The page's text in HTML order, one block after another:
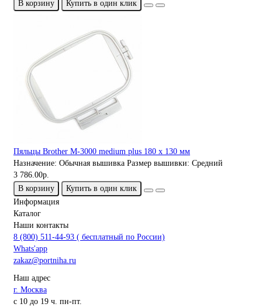
В корзину
Купить в один клик
Пяльцы Brother M-3000 medium plus 180 x 130 мм
Назначение: Обычная вышивка Размер вышивки: Средний
3 786.00р.
В корзину
Купить в один клик
Информация
Каталог
Наши контакты
8 (800) 511-44-93 ( бесплатный по России)
Whats'app
zakaz@portniha.ru
Наш адрес
г. Москва
с 10 до 19 ч. пн-пт.